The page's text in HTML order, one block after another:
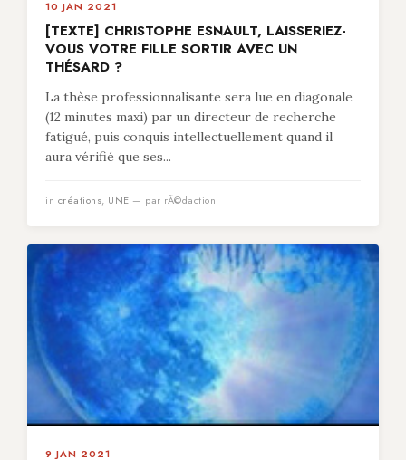
10 JAN 2021
[TEXTE] CHRISTOPHE ESNAULT, LAISSERIEZ-
VOUS VOTRE FILLE SORTIR AVEC UN
THÉSARD ?
La thèse professionnalisante sera lue en diagonale
(12 minutes maxi) par un directeur de recherche
fatigué, puis conquis intellectuellement quand il
aura vérifié que ses...
in créations, UNE — par rÃ©daction
9 JAN 2021